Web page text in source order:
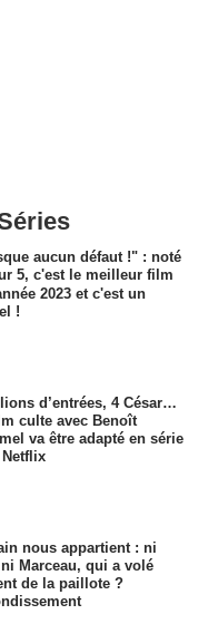
aucun défaut !" : noté
5, c'est le meilleur film
2023 et c'est un
!
d’entrées, 4 César…
culte avec Benoît
va être adapté en série
nous appartient : ni
Marceau, qui a volé
de la paillote ?